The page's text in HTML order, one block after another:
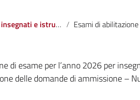
e istruttori Esami di abilitazione per insegnanti di teoria e per istruttori di guida di
di esame per l’anno 2026 per
delle domande di ammissione –